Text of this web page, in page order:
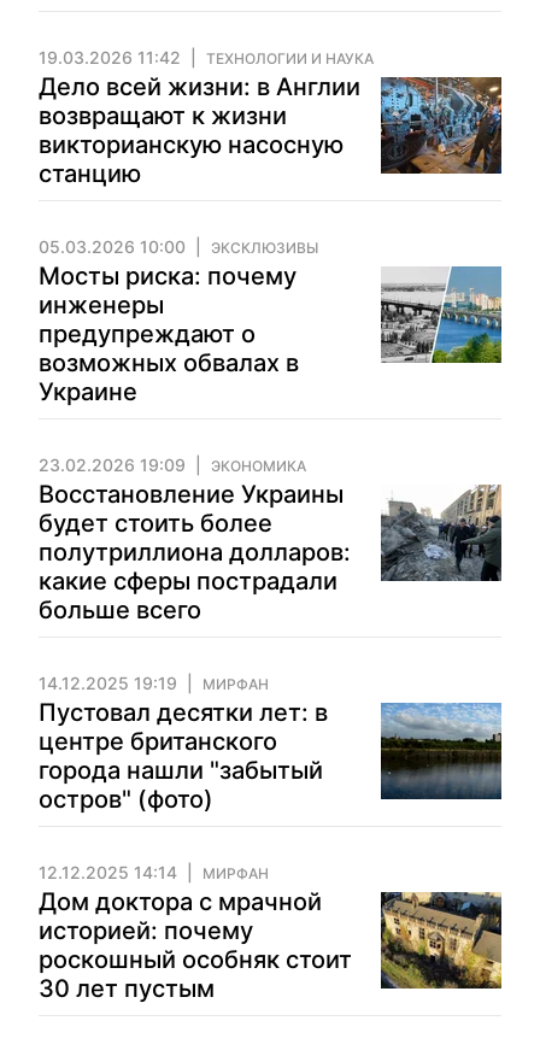
19.03.2026 11:42 ТЕХНОЛОГИИ И НАУКА
Дело всей жизни: в Англии
возвращают к жизни
викторианскую насосную
станцию
05.03.2026 10:00 ЭКСКЛЮЗИВЫ
Мосты риска: почему
инженеры
предупреждают о
возможных обвалах в
Украине
23.02.2026 19:09 ЭКОНОМИКА
Восстановление Украины
будет стоить более
полутриллиона долларов:
какие сферы пострадали
больше всего
14.12.2025 19:19 МИРФАН
Пустовал десятки лет: в
центре британского
города нашли "забытый
остров" (фото)
12.12.2025 14:14 МИРФАН
Дом доктора с мрачной
историей: почему
роскошный особняк стоит
30 лет пустым